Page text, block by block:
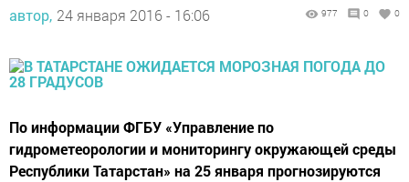
автор, 24 января 2016 - 16:06 977 0 0
По информации ФГБУ «Управление по
гидрометеорологии и мониторингу окружающей среды
Республики Татарстан» на 25 января прогнозируются